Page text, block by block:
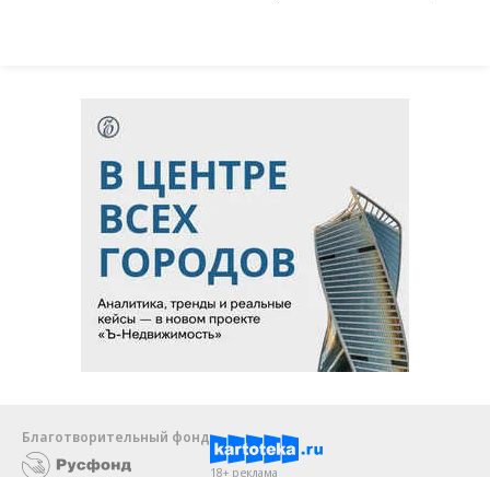
Благотворительный фонд
18+ реклама